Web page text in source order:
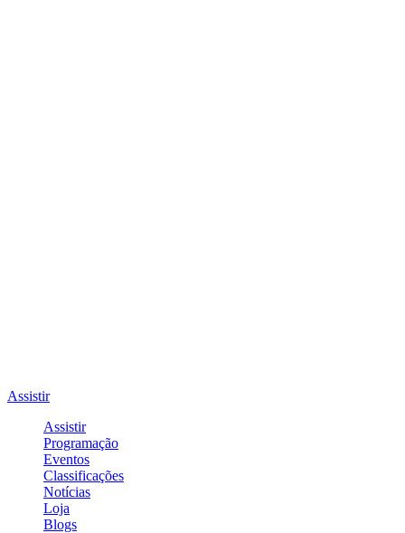
Assistir
Assistir
Programação
Eventos
Classificações
Notícias
Loja
Blogs